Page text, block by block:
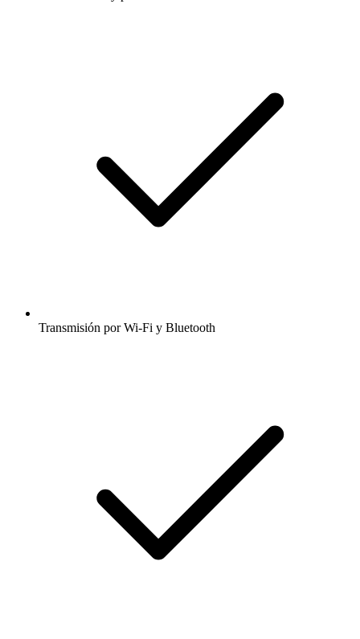
Transmisión por Wi-Fi y Bluetooth